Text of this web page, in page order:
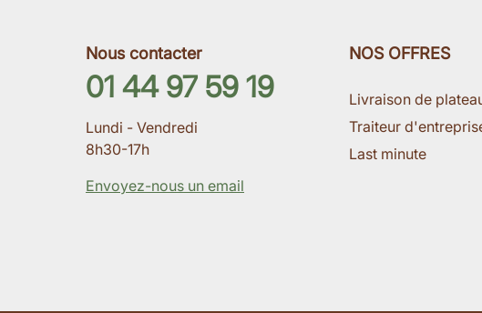
Nous contacter
01 44 97 59 19
Lundi - Vendredi
8h30-17h
Envoyez-nous un email
NOS OFFRES
Livraison de
Traiteur
Last minute